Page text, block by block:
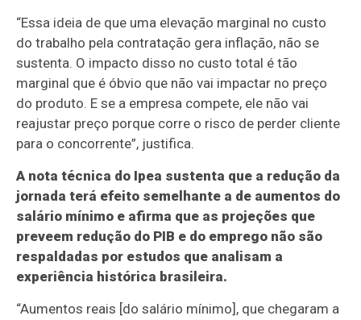
“Essa ideia de que uma elevação marginal no custo
do trabalho pela contratação gera inflação, não se
sustenta. O impacto disso no custo total é tão
marginal que é óbvio que não vai impactar no preço
do produto. E se a empresa compete, ele não vai
reajustar preço porque corre o risco de perder cliente
para o concorrente”, justifica.
A nota técnica do Ipea sustenta que a redução da
jornada terá efeito semelhante a de aumentos do
salário mínimo e afirma que as projeções que
preveem redução do PIB e do emprego não são
respaldadas por estudos que analisam a
experiência histórica brasileira.
“Aumentos reais [do salário mínimo], que chegaram a